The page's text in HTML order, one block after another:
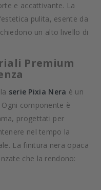
e accattivante. La
pulita, esente da
un alto livello di
Premium
serie Pixia Nera è un
componente è
progettati per
nel tempo la
La finitura nera opaca
che la rendono: